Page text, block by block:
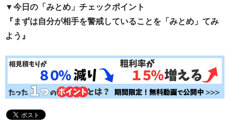
▼今日の「みとめ」チェックポイント
『まずは自分が相手を警戒していることを「みとめ」てみ
よう』